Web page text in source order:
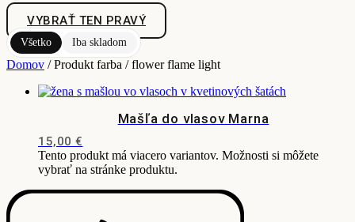
VYBRAŤ TEN PRAVÝ
Všetko Iba skladom
Domov / Produkt farba / flower flame light
Mašľa do vlasov Marna
15,00 €
Tento produkt má viacero variantov. Možnosti si môžete
vybrať na stránke produktu.